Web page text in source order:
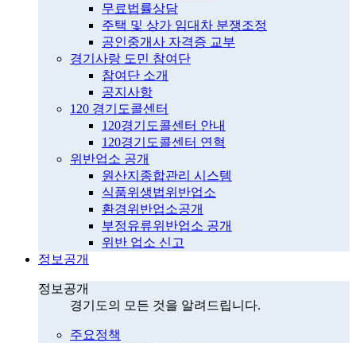
무료법률상담
주택 및 상가 임대차 분쟁조정
공인중개사 자격증 교부
경기사랑 도민 참여단
참여단 소개
공지사항
120 경기도콜센터
120경기도콜센터 안내
120경기도콜센터 연혁
위반업소 공개
원산지종합관리 시스템
식품위생법위반업소
환경위반업소공개
부정유류위반업소 공개
위반 업소 신고
정보공개
정보공개
경기도의 모든 것을 알려드립니다.
주요정책